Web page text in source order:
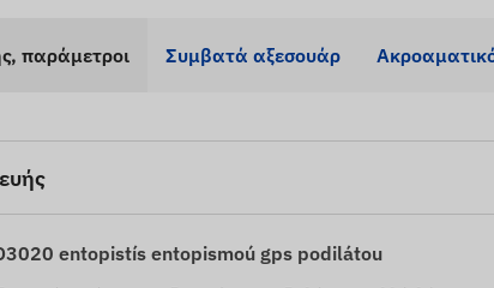
παράμετροι Συμβατά αξεσουάρ
entopistís entopismoú gps podilátou